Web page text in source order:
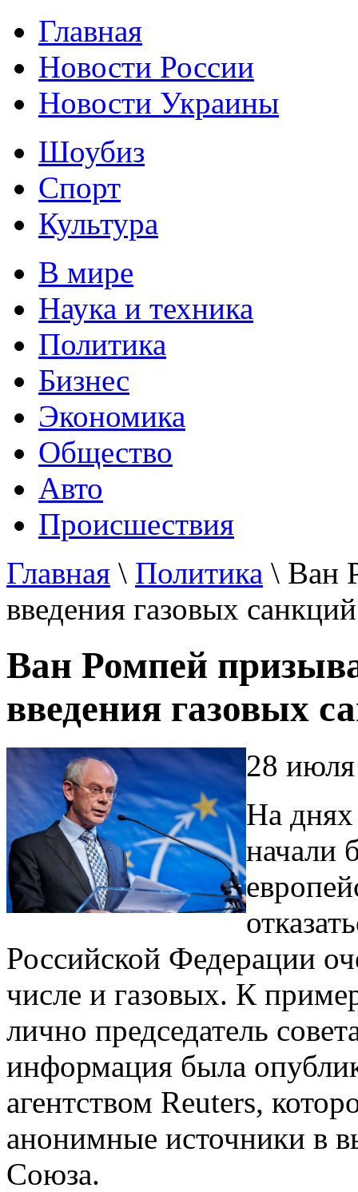
Главная
Новости России
Новости Украины
Шоубиз
Спорт
Культура
В мире
Наука и техника
Политика
Бизнес
Экономика
Общество
Авто
Происшествия
Главная \ Политика \ Ван
введения газовых
Ван Ромпей
введения газовых
28
На
начали
Российской Федерации
числе и газовых. К
лично председатель
информация была
агентством Reuters,
анонимные источники в
Союза.